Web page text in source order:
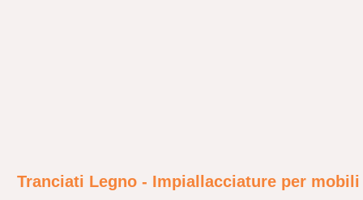
Tranciati Legno - Impiallacciature per mobili